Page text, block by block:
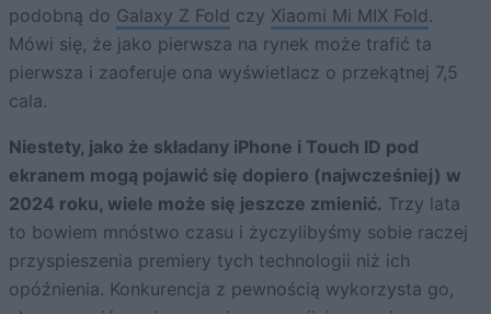
podobną do Galaxy Z Fold czy Xiaomi Mi MIX Fold.
Mówi się, że jako pierwsza na rynek może trafić ta
pierwsza i zaoferuje ona wyświetlacz o przekątnej 7,5
cala.
Niestety, jako że składany iPhone i Touch ID pod
ekranem mogą pojawić się dopiero (najwcześniej) w
2024 roku, wiele może się jeszcze zmienić. Trzy lata
to bowiem mnóstwo czasu i życzylibyśmy sobie raczej
przyspieszenia premiery tych technologii niż ich
opóźnienia. Konkurencja z pewnością wykorzysta go,